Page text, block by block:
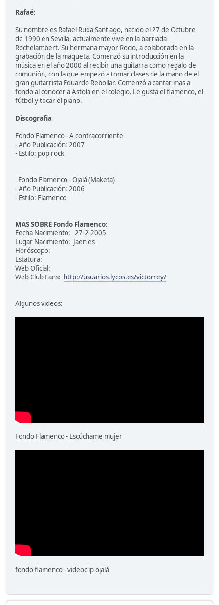
Rafaé:
Su nombre es Rafael Ruda Santiago, nacido el 27 de Octubre
de 1990 en Sevilla, actualmente vive en la barriada
Rochelambert. Su hermana mayor Rocio, a colaborado en la
grabación de la maqueta. Comenzó su introducción en la
música en el año 2000 al recibir una guitarra como regalo de
comunión, con la que empezó a tomar clases de la mano de el
gran guitarrista Eduardo Rebollar. Comenzó a cantar mas a
fondo al conocer a Astola en el colegio. Le gusta el flamenco, el
fútbol y tocar el piano.
Discografia
Fondo Flamenco - A contracorriente
- Año Publicación: 2007
- Estilo: pop rock
Fondo Flamenco - Ojalá (Maketa)
- Año Publicación: 2006
- Estilo: Flamenco
MAS SOBRE Fondo Flamenco:
Fecha Nacimiento: 27-2-2005
Lugar Nacimiento: Jaen es
Horóscopo:
Estatura:
Web Oficial:
Web Club Fans: http://usuarios.lycos.es/victorrey/
Algunos videos:
Fondo Flamenco - Escúchame mujer
fondo flamenco - videoclip ojalá